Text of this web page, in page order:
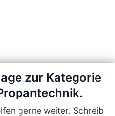
zur Kategorie
gerne weiter. Schreib